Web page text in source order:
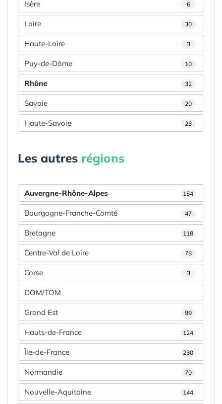
Isère 6
Loire 30
Haute-Loire 3
Puy-de-Dôme 10
Rhône 32
Savoie 20
Haute-Savoie 23
Les autres régions
Auvergne-Rhône-Alpes 154
Bourgogne-Franche-Comté 47
Bretagne 118
Centre-Val de Loire 78
Corse 3
DOM/TOM
Grand Est 99
Hauts-de-France 124
Île-de-France 230
Normandie 70
Nouvelle-Aquitaine 144